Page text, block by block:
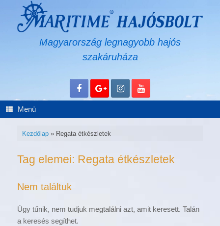
content
Magyarország legnagyobb hajós
szakáruháza
Menü
Kezdőlap» Regata étkészletek
Tag elemei: Regata étkészletek
Nem találtuk
Úgy tűnik, nem tudjuk megtalálni azt, amit keresett. Talán
a keresés segíthet.